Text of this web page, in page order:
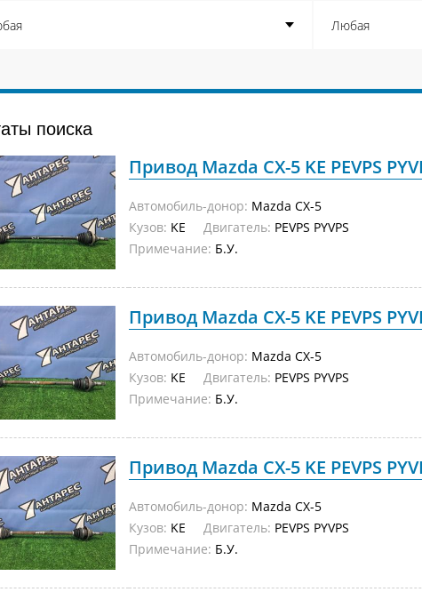
поиска
Привод Mazda CX-5 KE PEVPS
Автомобиль-донор: Mazda CX-5
Кузов: KE Двигатель: PEVPS PYVPS
Примечание: Б.У.
Привод Mazda CX-5 KE PEVPS
Автомобиль-донор: Mazda CX-5
Кузов: KE Двигатель: PEVPS PYVPS
Примечание: Б.У.
Привод Mazda CX-5 KE PEVPS
Автомобиль-донор: Mazda CX-5
Кузов: KE Двигатель: PEVPS PYVPS
Примечание: Б.У.